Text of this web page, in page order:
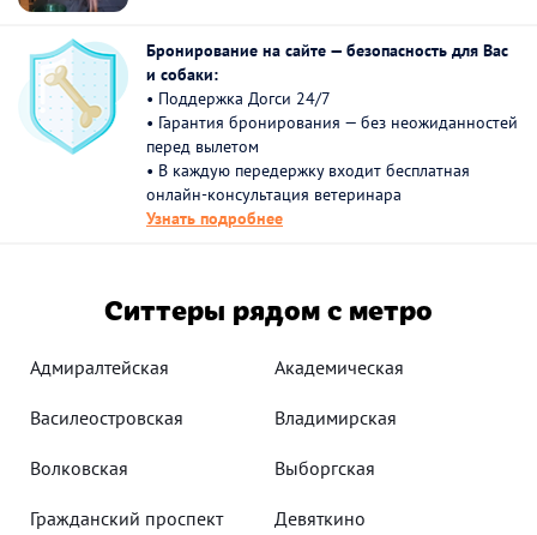
Бронирование на сайте — безопасность для Вас
и собаки:
• Поддержка Догси 24/7
• Гарантия бронирования — без неожиданностей
перед вылетом
• В каждую передержку входит бесплатная
онлайн-консультация ветеринара
Узнать подробнее
Ситтеры рядом с метро
Адмиралтейская Академическая
Василеостровская Владимирская
Волковская Выборгская
Гражданский проспект Девяткино